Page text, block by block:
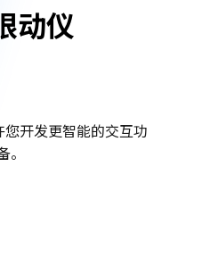
动仪
开发更智能的交互功